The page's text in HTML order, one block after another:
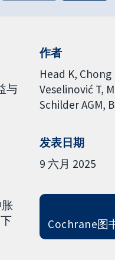
与
作者
Head K Chong
Veselinović T
Schilder AGM
发表日期
9 六月 2025
Cochrane图